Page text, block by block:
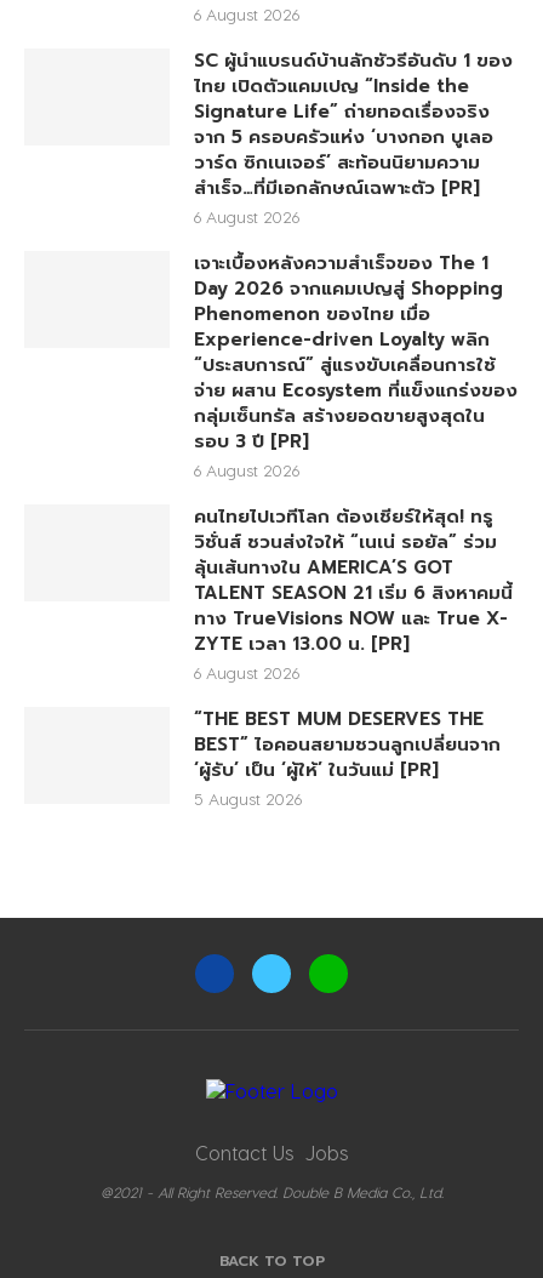
6 August 2026
SC ผู้นำแบรนด์บ้านลักชัวรีอันดับ 1 ของ
ไทย เปิดตัวแคมเปญ “Inside the
Signature Life” ถ่ายทอดเรื่องจริง
จาก 5 ครอบครัวแห่ง ‘บางกอก บูเลอ
วาร์ด ซิกเนเจอร์’ สะท้อนนิยามความ
สำเร็จ…ที่มีเอกลักษณ์เฉพาะตัว [PR]
6 August 2026
เจาะเบื้องหลังความสำเร็จของ The 1
Day 2026 จากแคมเปญสู่ Shopping
Phenomenon ของไทย เมื่อ
Experience-driven Loyalty พลิก
“ประสบการณ์” สู่แรงขับเคลื่อนการใช้
จ่าย ผสาน Ecosystem ที่แข็งแกร่งของ
กลุ่มเซ็นทรัล สร้างยอดขายสูงสุดใน
รอบ 3 ปี [PR]
6 August 2026
คนไทยไปเวทีโลก ต้องเชียร์ให้สุด! ทรู
วิชั่นส์ ชวนส่งใจให้ “เนเน่ รอยัล” ร่วม
ลุ้นเส้นทางใน AMERICA’S GOT
TALENT SEASON 21 เริ่ม 6 สิงหาคมนี้
ทาง TrueVisions NOW และ True X-
ZYTE เวลา 13.00 น. [PR]
6 August 2026
“THE BEST MUM DESERVES THE
BEST” ไอคอนสยามชวนลูกเปลี่ยนจาก
‘ผู้รับ’ เป็น ‘ผู้ให้’ ในวันแม่ [PR]
5 August 2026
Contact Us Jobs
@2021 - All Right Reserved. Double B Media Co., Ltd.
BACK TO TOP